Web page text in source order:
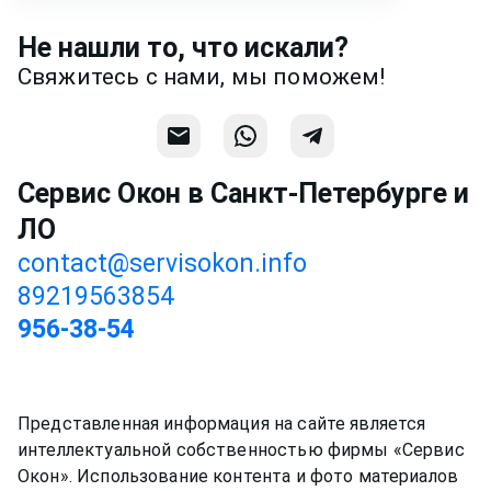
предметней если Вы пришлете
фотографии, размеры и пр.
Не нашли то, что искали?
Свяжитесь с нами, мы поможем!
Сервис Окон в Санкт-Петербурге и
ЛО
contact@servisokon.info
89219563854
956-38-54
Представленная информация на сайте является
интеллектуальной собственностью фирмы «Сервис
Окон». Использование контента и фото материалов